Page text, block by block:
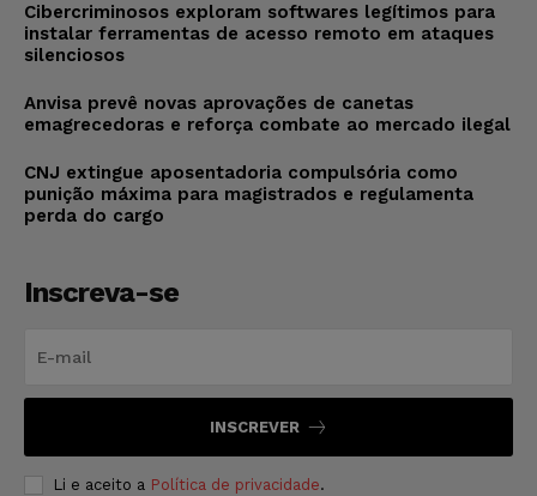
Cibercriminosos exploram softwares legítimos para
instalar ferramentas de acesso remoto em ataques
silenciosos
Anvisa prevê novas aprovações de canetas
emagrecedoras e reforça combate ao mercado ilegal
CNJ extingue aposentadoria compulsória como
punição máxima para magistrados e regulamenta
perda do cargo
Inscreva-se
INSCREVER
Li e aceito a Política de privacidade.